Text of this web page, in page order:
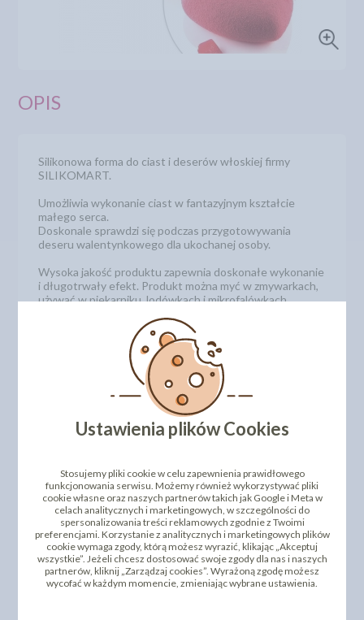
OPIS
Silikonowa forma do ciast i deserów włoskiej firmy
SILIKOMART.
Umożliwia wykonanie ciast w fantazyjnym kształcie
małego serca.
Doskonale sprawdzi się podczas przygotowywania
deseru walentynkowego dla ukochanej osoby.
Wysoka jakość produktu zapewnia doskonałe wykonanie
i długotrwały efekt. Produkt można myć w zmywarkach,
używać w piekarniku, lodówkach i mikrofalówkach.
temperaturach od -60°C do +230°C.
Średnica: 142 x 137 h 50 mm
Numer katalogowy: 32.860.87.0065
DODAJ SWOJĄ OPINIĘ
PRODUKTY PODOBNE
INNI KLIENCI KUPILI TEŻ
Ustawienia plików Cookies
Stosujemy pliki cookie w celu zapewnienia prawidłowego
funkcjonowania serwisu. Możemy również wykorzystywać pliki
cookie własne oraz naszych partnerów takich jak Google i Meta w
celach analitycznych i marketingowych, w szczególności do
spersonalizowania treści reklamowych zgodnie z Twoimi
preferencjami. Korzystanie z analitycznych i marketingowych plików
cookie wymaga zgody, którą możesz wyrazić, klikając „Akceptuj
wszystkie”. Jeżeli chcesz dostosować swoje zgody dla nas i naszych
partnerów, kliknij „Zarządzaj cookies”. Wyrażoną zgodę możesz
wycofać w każdym momencie, zmieniając wybrane ustawienia.